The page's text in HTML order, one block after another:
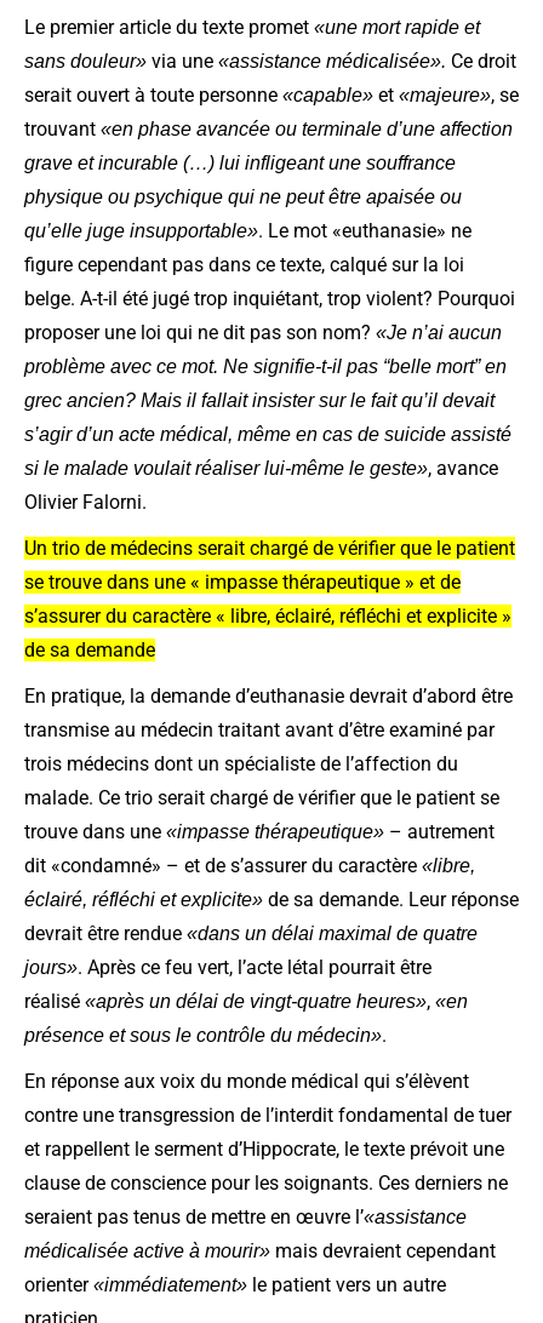
Le premier article du texte promet «une mort rapide et
sans douleur» via une «assistance médicalisée». Ce droit
serait ouvert à toute personne «capable» et «majeure», se
trouvant «en phase avancée ou terminale d’une affection
grave et incurable (…) lui infligeant une souffrance
physique ou psychique qui ne peut être apaisée ou
qu’elle juge insupportable». Le mot «euthanasie» ne
figure cependant pas dans ce texte, calqué sur la loi
belge. A-t-il été jugé trop inquiétant, trop violent? Pourquoi
proposer une loi qui ne dit pas son nom? «Je n’ai aucun
problème avec ce mot. Ne signifie-t-il pas “belle mort” en
grec ancien? Mais il fallait insister sur le fait qu’il devait
s’agir d’un acte médical, même en cas de suicide assisté
si le malade voulait réaliser lui-même le geste», avance
Olivier Falorni.
Un trio de médecins serait chargé de vérifier que le patient
se trouve dans une « impasse thérapeutique » et de
s’assurer du caractère « libre, éclairé, réfléchi et explicite »
de sa demande
En pratique, la demande d’euthanasie devrait d’abord être
transmise au médecin traitant avant d’être examiné par
trois médecins dont un spécialiste de l’affection du
malade. Ce trio serait chargé de vérifier que le patient se
trouve dans une «impasse thérapeutique» – autrement
dit «condamné» – et de s’assurer du caractère «libre,
éclairé, réfléchi et explicite» de sa demande. Leur réponse
devrait être rendue «dans un délai maximal de quatre
jours». Après ce feu vert, l’acte létal pourrait être
réalisé «après un délai de vingt-quatre heures», «en
présence et sous le contrôle du médecin».
En réponse aux voix du monde médical qui s’élèvent
contre une transgression de l’interdit fondamental de tuer
et rappellent le serment d’Hippocrate, le texte prévoit une
clause de conscience pour les soignants. Ces derniers ne
seraient pas tenus de mettre en œuvre l’«assistance
médicalisée active à mourir» mais devraient cependant
orienter«immédiatement» le patient vers un autre